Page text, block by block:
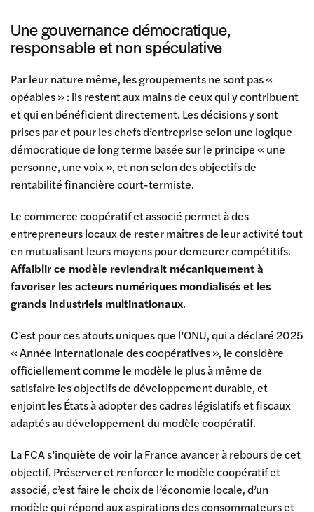
Une gouvernance démocratique,
responsable et non spéculative
Par leur nature même, les groupements ne sont pas «
opéables » : ils restent aux mains de ceux qui y contribuent
et qui en bénéficient directement. Les décisions y sont
prises par et pour les chefs d’entreprise selon une logique
démocratique de long terme basée sur le principe « une
personne, une voix », et non selon des objectifs de
rentabilité financière court-termiste.
Le commerce coopératif et associé permet à des
entrepreneurs locaux de rester maîtres de leur activité tout
en mutualisant leurs moyens pour demeurer compétitifs.
Affaiblir ce modèle reviendrait mécaniquement à
favoriser les acteurs numériques mondialisés et les
grands industriels multinationaux.
C’est pour ces atouts uniques que l’ONU, qui a déclaré 2025
« Année internationale des coopératives », le considère
officiellement comme le modèle le plus à même de
satisfaire les objectifs de développement durable, et
enjoint les États à adopter des cadres législatifs et fiscaux
adaptés au développement du modèle coopératif.
La FCA s’inquiète de voir la France avancer à rebours de cet
objectif. Préserver et renforcer le modèle coopératif et
associé, c’est faire le choix de l’économie locale, d’un
modèle qui répond aux aspirations des consommateurs et